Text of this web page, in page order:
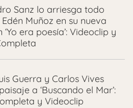
Sanz lo arriesga todo
Muñoz en su nueva
‘Yo era poesía’: Videoclip y
Guerra y Carlos Vives
a ‘Buscando el Mar’:
y Videoclip